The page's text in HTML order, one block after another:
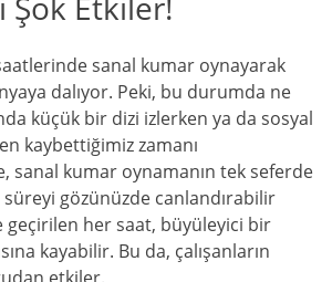
sanal kumar oynayarak
dalıyor. Peki, bu durumda ne
küçük bir dizi izlerken ya da sosyal
kaybettiğimiz zamanı
sanal kumar oynamanın tek seferde
gözünüzde canlandırabilir
geçirilen her saat, büyüleyici bir
kayabilir. Bu da, çalışanların